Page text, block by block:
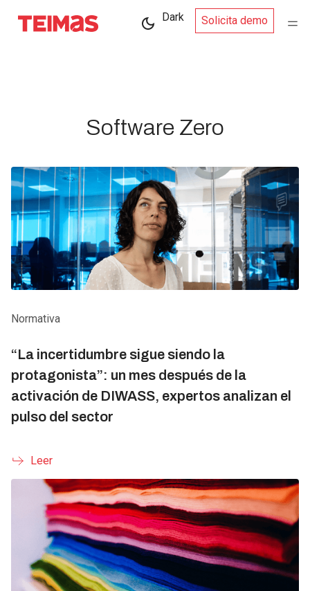
Solicita demo
Dark
Software Zero
Normativa
“La incertidumbre sigue siendo la
protagonista”: un mes después de la
activación de DIWASS, expertos analizan el
pulso del sector
Leer